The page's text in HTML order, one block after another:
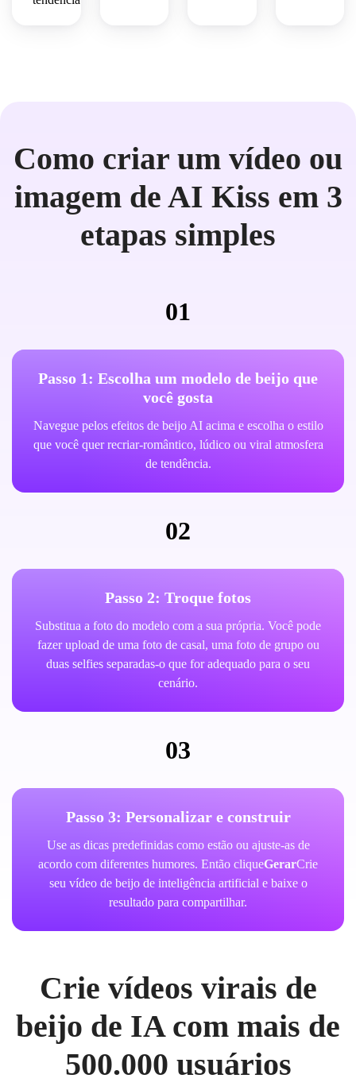
Como criar um vídeo ou
imagem de AI Kiss em 3
etapas simples
01
Passo 1: Escolha um modelo de beijo que
você gosta
Navegue pelos efeitos de beijo AI acima e escolha o estilo
que você quer recriar-romântico, lúdico ou viral atmosfera
de tendência.
02
Passo 2: Troque fotos
Substitua a foto do modelo com a sua própria. Você pode
fazer upload de uma foto de casal, uma foto de grupo ou
duas selfies separadas-o que for adequado para o seu
cenário.
03
Passo 3: Personalizar e construir
Use as dicas predefinidas como estão ou ajuste-as de
acordo com diferentes humores. Então cliqueGerarCrie
seu vídeo de beijo de inteligência artificial e baixe o
resultado para compartilhar.
Crie vídeos virais de
beijo de IA com mais de
500.000 usuários